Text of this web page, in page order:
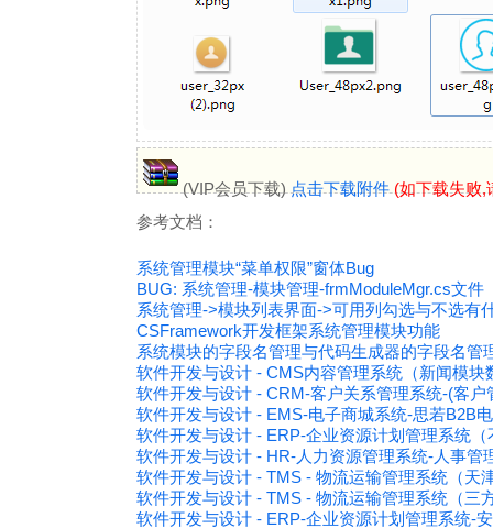
(VIP会员下载)点击下载附件 (如下载失败,
参考文档：
系统管理模块“菜单权限”窗体Bug
BUG: 系统管理-模块管理-frmModuleMgr.cs文件
系统管理->模块列表界面->可用列勾选与不选有
CSFramework开发框架系统管理模块功能
系统模块的字段名管理与代码生成器的字段名管
软件开发与设计 - CMS内容管理系统（新闻模块
软件开发与设计 - CRM-客户关系管理系统-(客户
软件开发与设计 - EMS-电子商城系统-思若B2B
软件开发与设计 - ERP-企业资源计划管理系统
软件开发与设计 - HR-人力资源管理系统-人事管
软件开发与设计 - TMS - 物流运输管理系统（天
软件开发与设计 - TMS - 物流运输管理系统（三
软件开发与设计 - ERP-企业资源计划管理系统-